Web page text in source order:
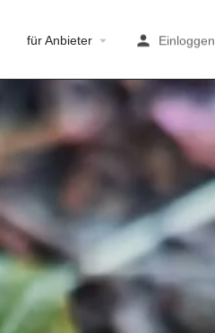
für Anbieter Einloggen